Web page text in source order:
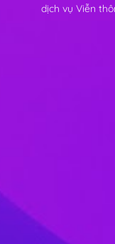
dịch vụ Viễn